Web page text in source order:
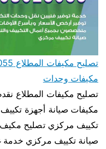
مكيفات وحدات
مكيفات صيانة أجهزة
تكييف مركزي تصليح مكيف
صيانة تكييف مركزي